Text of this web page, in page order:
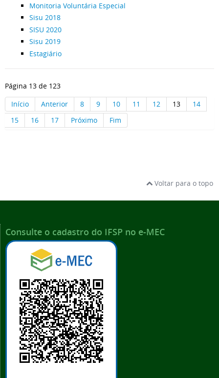
Monitoria Voluntária Especial
Sisu 2018
SISU 2020
Sisu 2019
Estagiário
Página 13 de 123
Início
Anterior 8 9 10 11 12 13
14
15
16 17 Próximo Fim
Voltar para o topo
Consulte o cadastro do IFSP no e-MEC